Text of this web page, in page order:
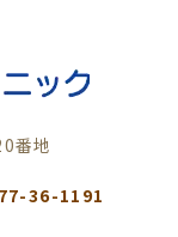
番地
36-1191